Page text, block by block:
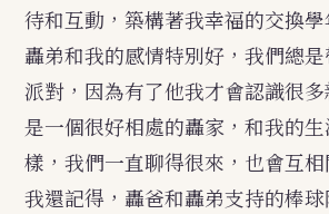
待和互動，築構著我幸福的交換學
轟弟和我的感情特別好，我們總
派對，因為有了他我才會認識很多
是一個很好相處的轟家，和我的
樣，我們一直聊得很來，也會互相
我還記得，轟爸和轟弟支持的棒